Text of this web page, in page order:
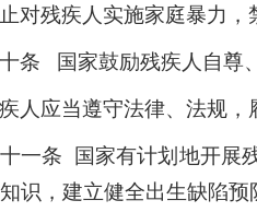
对残疾人实施家庭暴力，
条 国家鼓励残疾人自尊
人应当遵守法律、法规，
一条 国家有计划地开展
识，建立健全出生缺陷